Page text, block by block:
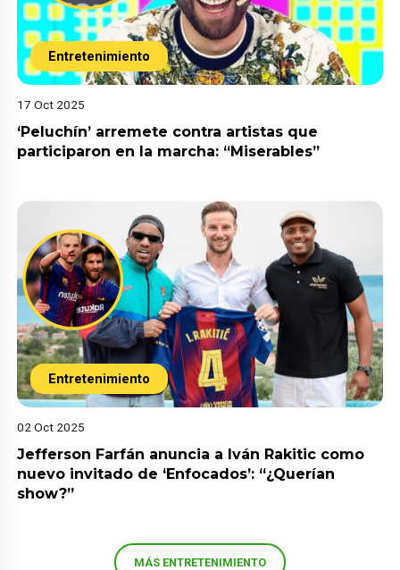
Entretenimiento
17 Oct 2025
‘Peluchín’ arremete contra artistas que
participaron en la marcha: “Miserables”
Entretenimiento
02 Oct 2025
Jefferson Farfán anuncia a Iván Rakitic como
nuevo invitado de ‘Enfocados’: “¿Querían
show?”
MÁS ENTRETENIMIENTO